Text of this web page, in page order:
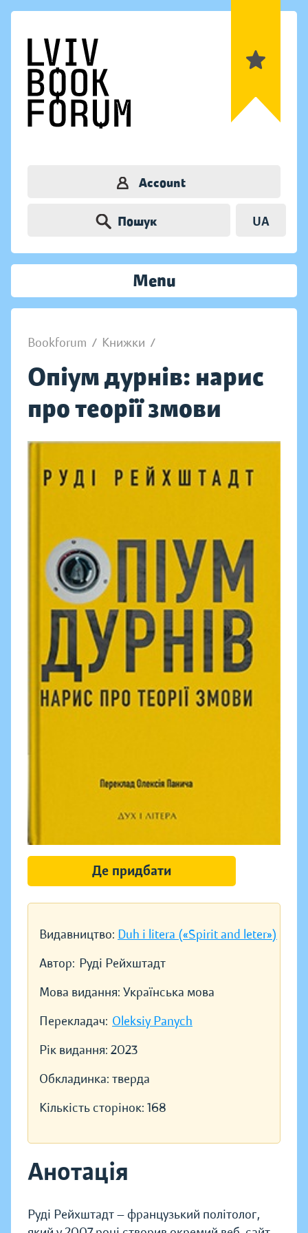
Account
Пошук UA
Menu
Bookforum / Книжки /
Опіум дурнів: нарис
про теорії змови
Видавництво: Duh i litera («Spirit and leter»)
Автор: Руді Рейхштадт
Мова видання: Українська мова
Перекладач: Oleksiy Panych
Рік видання: 2023
Обкладинка: тверда
Кількість сторінок: 168
Анотація
Руді Рейхштадт — французький політолог,
Де придбати